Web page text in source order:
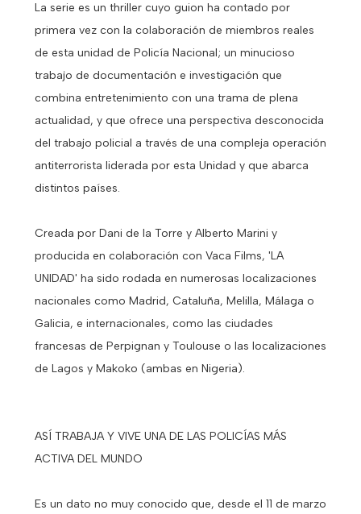
La serie es un thriller cuyo guion ha contado por
primera vez con la colaboración de miembros reales
de esta unidad de Policía Nacional; un minucioso
trabajo de documentación e investigación que
combina entretenimiento con una trama de plena
actualidad, y que ofrece una perspectiva desconocida
del trabajo policial a través de una compleja operación
antiterrorista liderada por esta Unidad y que abarca
distintos países.
Creada por Dani de la Torre y Alberto Marini y
producida en colaboración con Vaca Films, 'LA
UNIDAD' ha sido rodada en numerosas localizaciones
nacionales como Madrid, Cataluña, Melilla, Málaga o
Galicia, e internacionales, como las ciudades
francesas de Perpignan y Toulouse o las localizaciones
de Lagos y Makoko (ambas en Nigeria).
ASÍ TRABAJA Y VIVE UNA DE LAS POLICÍAS MÁS
ACTIVA DEL MUNDO
Es un dato no muy conocido que, desde el 11 de marzo